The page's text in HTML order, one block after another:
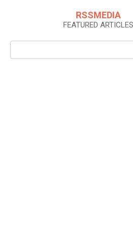
RSSMEDIA
FEATURED ARTICLES
Search: